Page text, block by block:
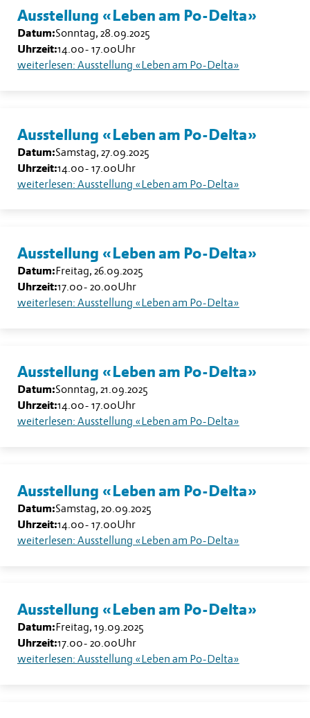
Ausstellung «Leben am Po-Delta»
Datum:Sonntag, 28.09.2025
Uhrzeit:14.00- 17.00Uhr
weiterlesen: Ausstellung «Leben am Po-Delta»
Ausstellung «Leben am Po-Delta»
Datum:Samstag, 27.09.2025
Uhrzeit:14.00- 17.00Uhr
weiterlesen: Ausstellung «Leben am Po-Delta»
Ausstellung «Leben am Po-Delta»
Datum:Freitag, 26.09.2025
Uhrzeit:17.00- 20.00Uhr
weiterlesen: Ausstellung «Leben am Po-Delta»
Ausstellung «Leben am Po-Delta»
Datum:Sonntag, 21.09.2025
Uhrzeit:14.00- 17.00Uhr
weiterlesen: Ausstellung «Leben am Po-Delta»
Ausstellung «Leben am Po-Delta»
Datum:Samstag, 20.09.2025
Uhrzeit:14.00- 17.00Uhr
weiterlesen: Ausstellung «Leben am Po-Delta»
Ausstellung «Leben am Po-Delta»
Datum:Freitag, 19.09.2025
Uhrzeit:17.00- 20.00Uhr
weiterlesen: Ausstellung «Leben am Po-Delta»